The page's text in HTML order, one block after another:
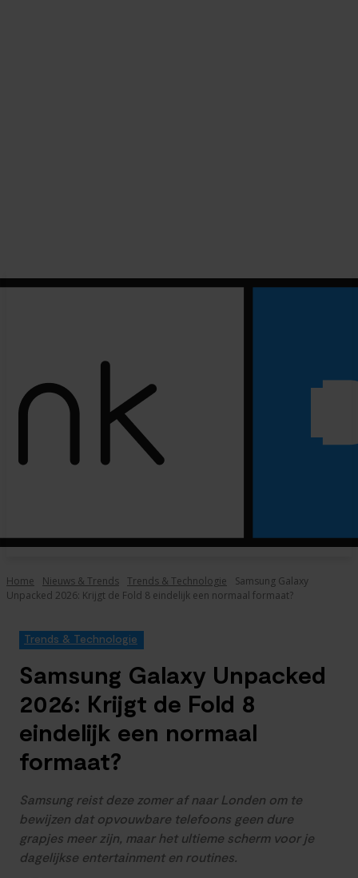
Home Nieuws & Trends Trends & Technologie
Samsung Galaxy
Unpacked 2026: Krijgt de Fold 8 eindelijk een normaal formaat?
Trends & Technologie
Samsung Galaxy Unpacked
2026: Krijgt de Fold 8
eindelijk een normaal
formaat?
Samsung reist deze zomer af naar Londen om te
bewijzen dat opvouwbare telefoons geen dure
grapjes meer zijn, maar het ultieme scherm voor je
dagelijkse entertainment en routines.